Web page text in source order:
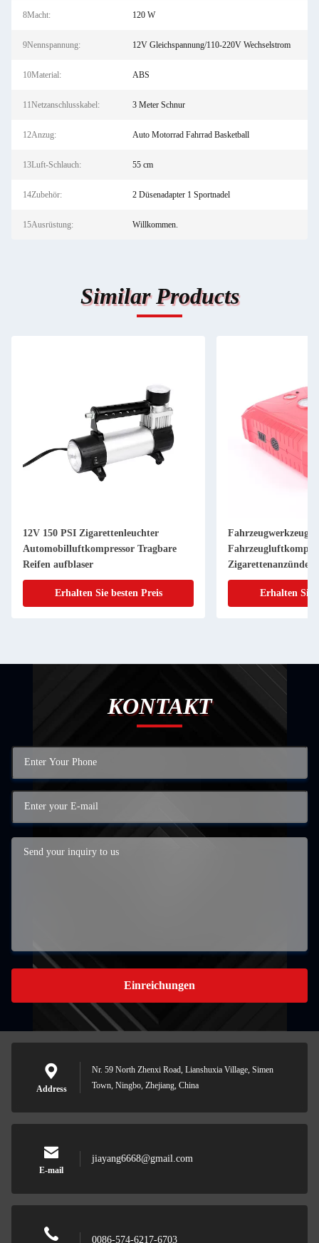
8Macht: 120 W
9Nennspannung: 12V Gleichspannung/110-220V Wechselstrom
10Material: ABS
11Netzanschlusskabel: 3 Meter Schnur
12Anzug: Auto Motorrad Fahrrad Basketball
13Luft-Schlauch: 55 cm
14Zubehör: 2 Düsenadapter 1 Sportnadel
15Ausrüstung: Willkommen.
Similar Products
12V 150 PSI Zigarettenleuchter
Automobilluftkompressor Tragbare
Reifen aufblaser
Erhalten Sie besten Preis
Fahrzeugwerkzeuge
Zigarettenanzünder
Erhalten Sie
KONTAKT
Einreichungen
Address
Nr. 59 North Zhenxi Road, Lianshuxia Village, Simen
Town, Ningbo, Zhejiang, China
E-mail
jiayang6668@gmail.com
0086-574-6217-6703